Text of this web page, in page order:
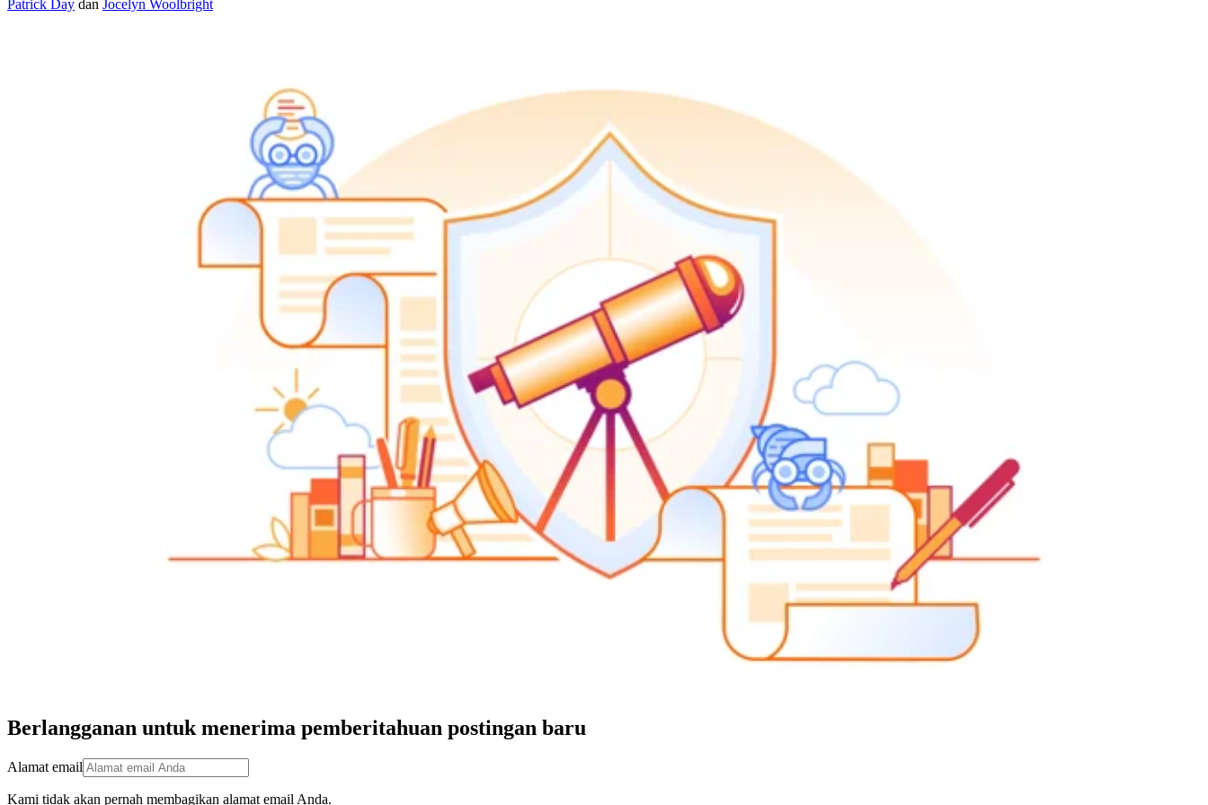
Patrick Day dan Jocelyn Woolbright
Berlangganan untuk menerima pemberitahuan postingan baru
Alamat email
Kami tidak akan pernah membagikan alamat email Anda.